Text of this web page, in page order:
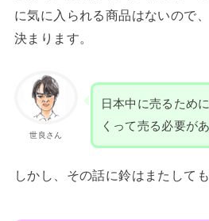
に気に入られる商品はないので
決まります。
世良さん
日本中に売るため
くって売る必要が
しかし、その話に鈴はまたして